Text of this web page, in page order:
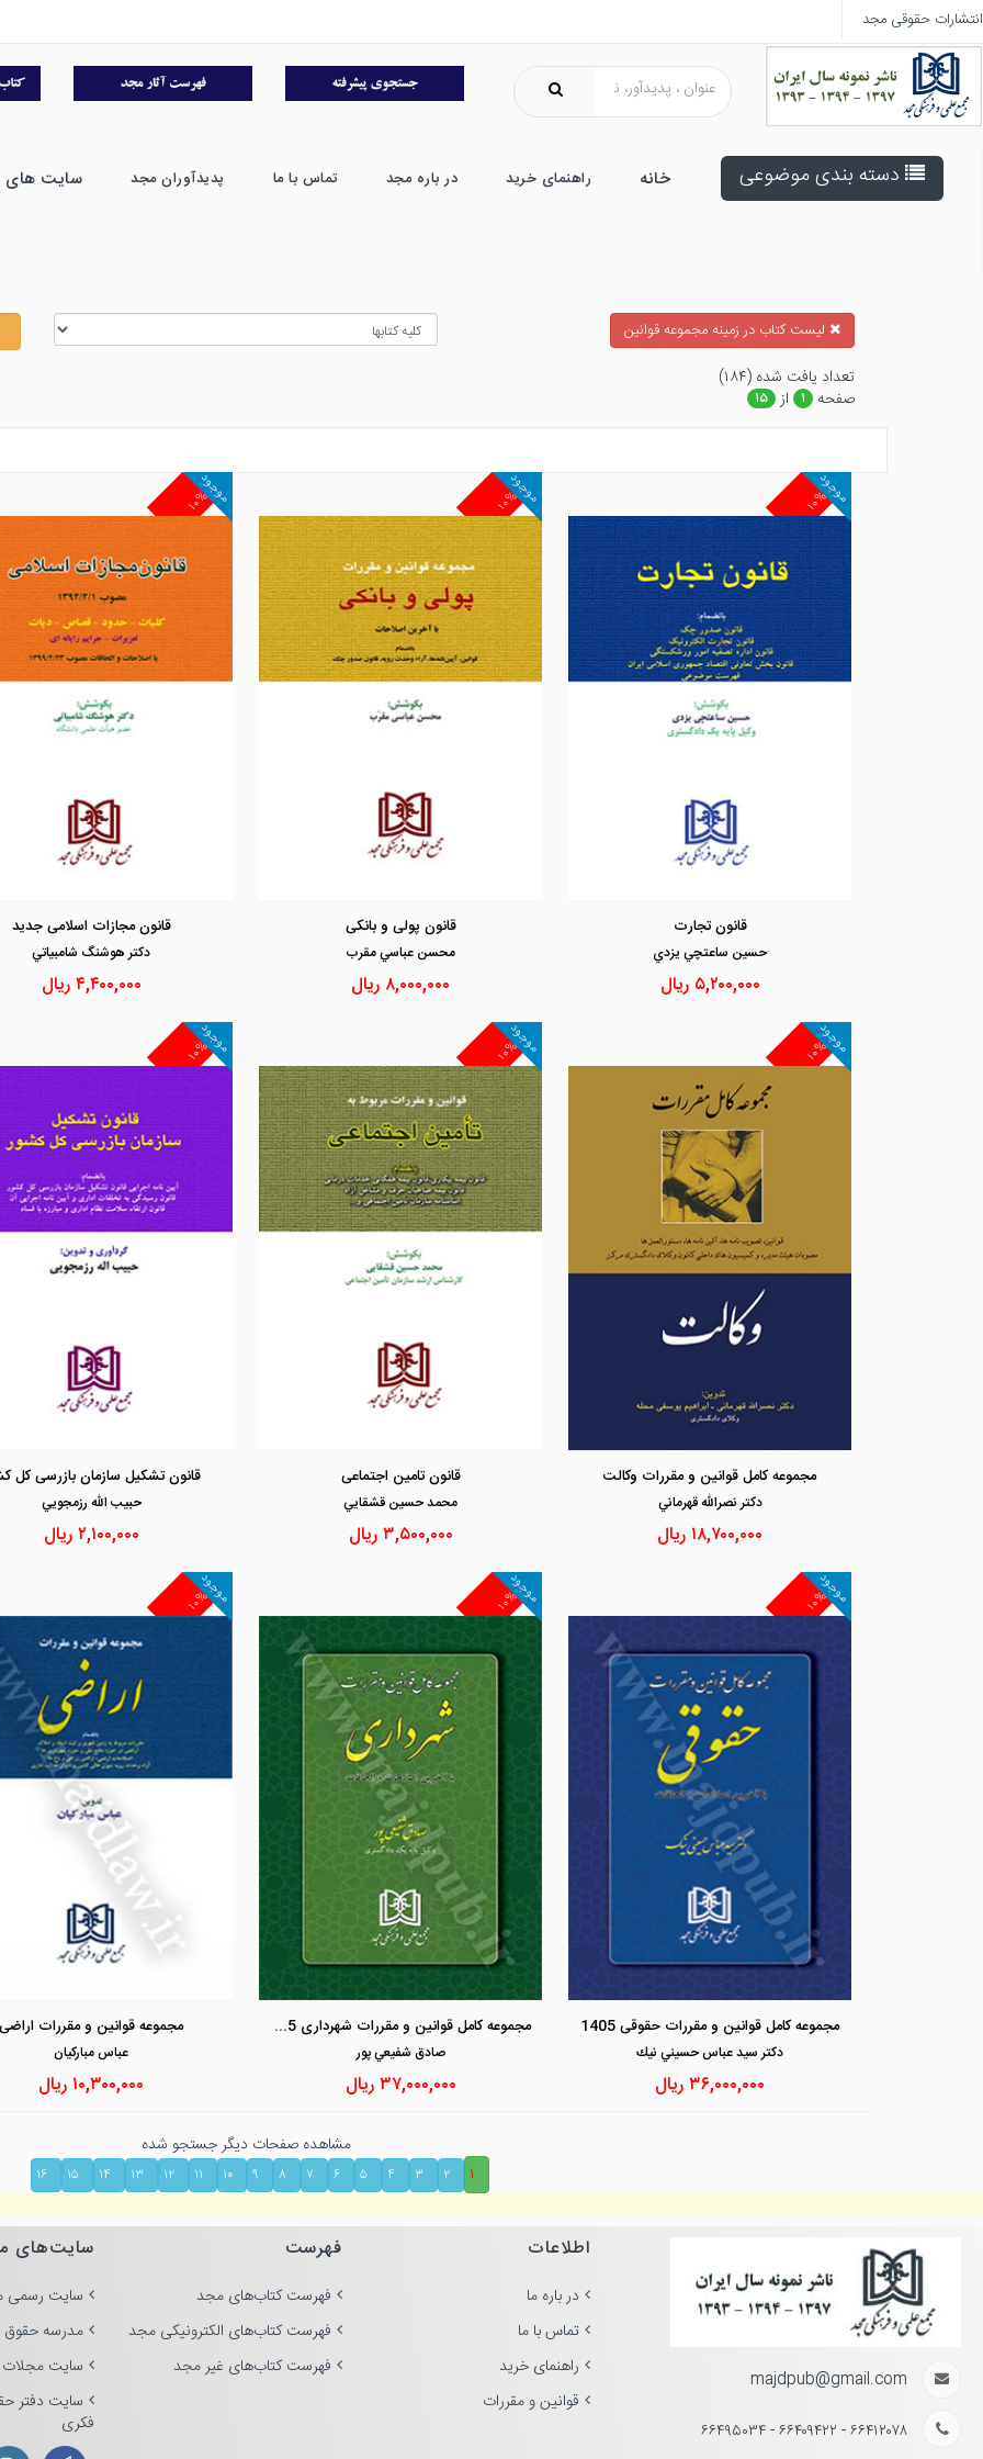
انتشارات حقوقی مجد
دسته بندی موضوعی خانه راهنمای خرید در باره مجد تماس با ما پدیدآوران مجد سایت های
ليست كتاب در زمينه مجموعه قوانين
تعداد يافت شده (۱۸۴)
صفحه
۱ از ۱۵
۱۰%
موجود
قانون تجارت
حسين ساعتچي يزدي
۵,۲۰۰,۰۰۰ ریال
۱۰%
موجود
قانون پولی و بانکی
محسن عباسي مقرب
۸,۰۰۰,۰۰۰ ریال
۱۰%
موجود
قانون مجازات اسلامی جدید
دكتر هوشنگ شامبياتي
۴,۴۰۰,۰۰۰ریال
۱۰%
موجود
مجموعه کامل قوانین و مقررات وکالت
دكتر نصرالله قهرماني
۱۸,۷۰۰,۰۰۰ ریال
۱۰%
موجود
قانون تامین اجتماعی
محمد حسين قشقايي
۳,۵۰۰,۰۰۰ریال
۱۰%
موجود
قانون تشکیل سازمان بازرسی کل
حبيب الله رزمجويي
۲,۱۰۰,۰۰۰ریال
۱۰%
موجود
مجموعه کامل قوانین و مقررات حقوقی 1405
دكتر سيد عباس حسيني نيك
۳۶,۰۰۰,۰۰۰ریال
۱۰%
موجود
مجموعه کامل قوانین و مقررات شهرداری 1405
صادق شفيعي پور
۳۷,۰۰۰,۰۰۰ریال
۱۰%
موجود
مجموعه قوانین و مقررات اراضی
عباس مباركيان
۱۰,۳۰۰,۰۰۰ ریال
مشاهده صفحات دیگر جستجو شده
۱
۲ ۳ ۴ ۵ ۶ ۷ ۸ ۹ ۱۰ ۱۱ ۱۲ ۱۳ ۱۴ ۱۵ ۱۶
majdpub@gmail.com
۶۶۴۱۲۰۷۸ - ۶۶۴۰۹۴۲۲ - ۶۶۴۹۵۰۳۴
اطلاعات
در باره ما
تماس با ما
راهنمای خرید
قوانین و مقررات
فهرست
فهرست کتاب‌های مجد
فهرست کتاب‌های الکترونیکی مجد
فهرست کتاب‌های غیر مجد
سایت‌های
سایت رسمی
مدرسه
سایت
سایت دفتر
فکری